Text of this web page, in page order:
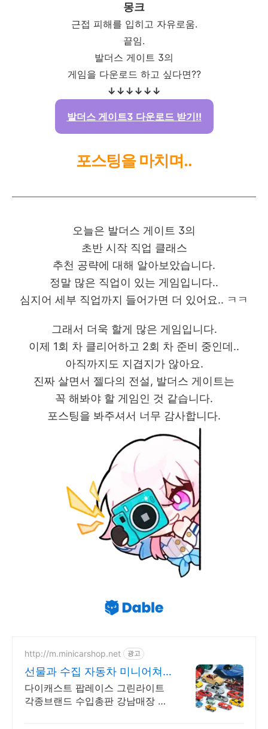
몽크
근접 피해를 입히고 자유로움.
끝임.
발더스 게이트 3의
게임을 다운로드 하고 싶다면??
↓↓ ↓↓ ↓↓
발더스 게이트3 다운로드 받기!!
포스팅을 마치며..
오늘은 발더스 게이트 3의
초반 시작 직업 클래스
추천 공략에 대해 알아보았습니다.
정말 많은 직업이 있는 게임입니다..
심지어 세부 직업까지 들어가면 더 있어요.. ㅋㅋ
그래서 더욱 할게 많은 게임입니다.
이제 1회 차 클리어하고 2회 차 준비 중인데..
아직까지도 지겹지가 않아요.
진짜 살면서 젤다의 전설, 발더스 게이트는
꼭 해봐야 할 게임인 것 같습니다.
포스팅을 봐주셔서 너무 감사합니다.
http://m.minicarshop.net 광고
선물과 수집 자동차 미니어쳐
센스있는 선물 수입미니카총판
다이캐스트 팝레이스 그린라이트
각종브랜드 수입총판 강남매장 주